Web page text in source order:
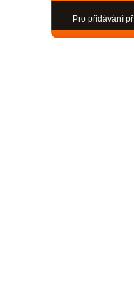
Pro přidávání